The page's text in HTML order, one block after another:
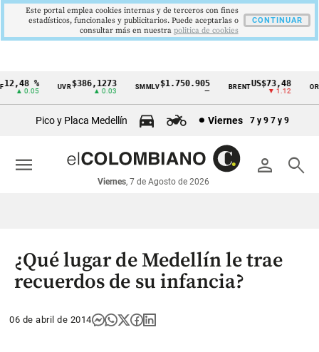
Cintillo
económicos
Colombia
%
▲ 0.05
UVR$386,1273
▲ 0.03
SMMLV$1.750.905 BRENTUS$73,48
▼ 1.12
ORO
Pico y Placa Medellín Viernes 7 y 9 7 y 9
person search
Viernes, 7 de Agosto de 2026
menu
¿Qué lugar de Medellín le trae
recuerdos de su infancia?
06 de abril de 2014
Este portal emplea cookies internas y de terceros con fines
estadísticos, funcionales y publicitarios. Puede aceptarlas o
consultar más en nuestra politica de cookies
CONTINUAR